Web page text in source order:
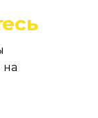
на